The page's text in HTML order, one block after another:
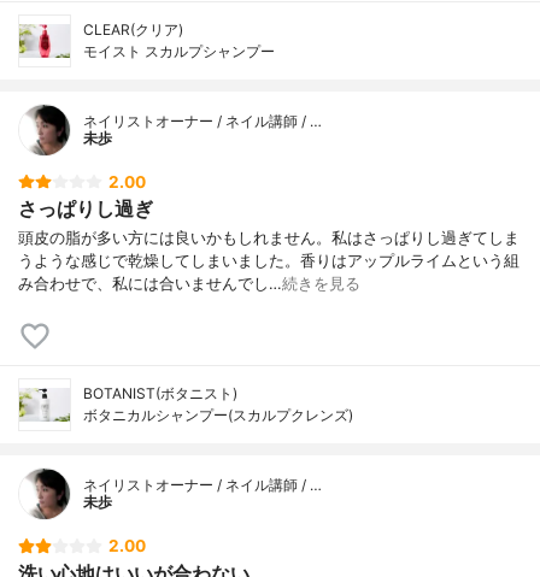
CLEAR(クリア)
モイスト スカルプシャンプー
ネイリストオーナー / ネイル講師 / …
未歩
2.00
さっぱりし過ぎ
頭皮の脂が多い方には良いかもしれません。私はさっぱりし過ぎてしま
うような感じで乾燥してしまいました。香りはアップルライムという組
み合わせで、私には合いませんでし…続きを見る
BOTANIST(ボタニスト)
ボタニカルシャンプー(スカルプクレンズ)
ネイリストオーナー / ネイル講師 / …
未歩
2.00